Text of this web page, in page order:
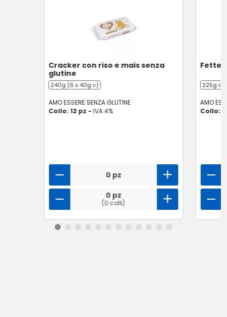
Cracker con riso e mais senza
glutine
240g (6 x 40g ℮)
AMO ESSERE SENZA GLUTINE
Collo: 12 pz - IVA 4%
0 pz
0 pz
(0 colli)
Fette
225g ℮
AMO
Collo: